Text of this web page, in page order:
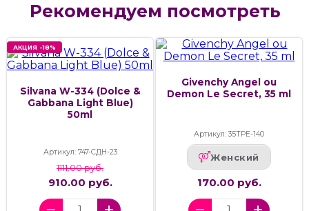
Рекомендуем посмотреть
АКЦИЯ -18%
Silvana W-334 (Dolce &
Gabbana Light Blue)
50ml
Артикул: 747-СДН-23
1111.00 руб.
910.00 руб.
Givenchy Angel ou
Demon Le Secret, 35 ml
Артикул: 35ТРЕ-140
Женский
170.00 руб.